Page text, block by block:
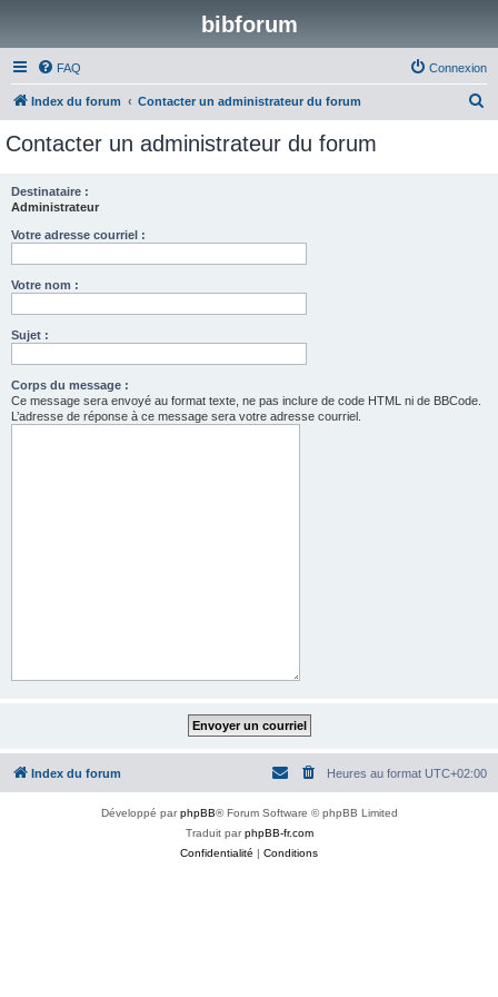
bibforum
FAQ Connexion
Index du forum Contacter un administrateur du forum
Contacter un administrateur du forum
Destinataire :
Administrateur
Votre adresse courriel :
Votre nom :
Sujet :
Corps du message :
Ce message sera envoyé au format texte, ne pas inclure de code HTML ni de BBCode.
L’adresse de réponse à ce message sera votre adresse courriel.
Index du forum Heures au format UTC+02:00
Développé parphpBB® Forum Software © phpBB Limited
Traduit parphpBB-fr.com
Confidentialité | Conditions